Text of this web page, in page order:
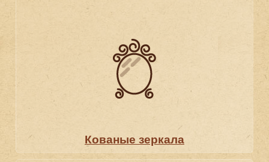
Кованые зеркала